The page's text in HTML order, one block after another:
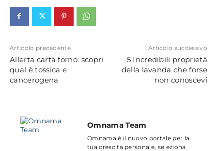
Articolo precedente
Allerta carta forno: scopri
qual è tossica e
cancerogena
Articolo successivo
5 Incredibili proprietà
della lavanda che forse
non conoscevi
Omnama Team
Omnama è il nuovo portale per la
tua crescita personale, seleziona